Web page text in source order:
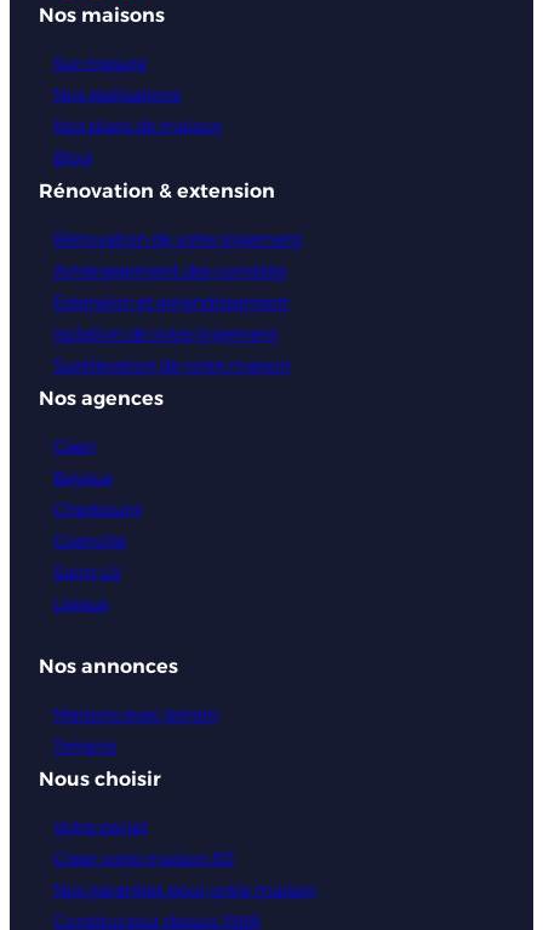
Nos maisons
Sur mesure
Nos réalisations
Nos plans de maison
Blog
Rénovation & extension
Rénovation de votre logement
Aménagement des combles
Extension et agrandissement
Isolation de votre logement
Surélévation de votre maison
Nos agences
Caen
Bayeux
Cherbourg
Granville
Saint-Lô
Lisieux
Nos annonces
Maisons avec terrain
Terrains
Nous choisir
Votre projet
Créer votre maison 3D
Nos garanties pour votre maison
Constructeur depuis 1988